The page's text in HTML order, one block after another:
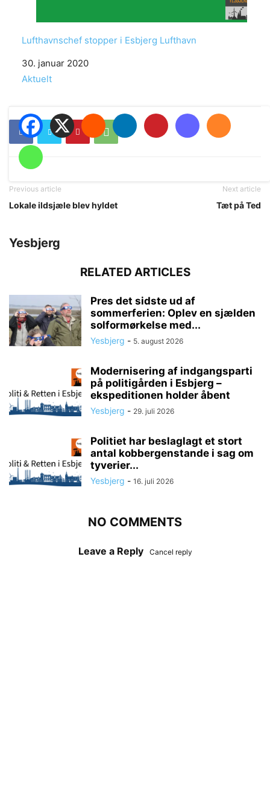
Lufthavnschef stopper i Esbjerg Lufthavn
Date
30. januar 2020
In relation to
Aktuelt
Previous article
Lokale ildsjæle blev hyldet
Next article
Tæt på Ted
Yesbjerg
RELATED ARTICLES
Pres det sidste ud af
sommerferien: Oplev en sjælden
solformørkelse med...
Yesbjerg - 5. august 2026
Modernisering af indgangsparti
på politigården i Esbjerg –
ekspeditionen holder åbent
Yesbjerg - 29. juli 2026
Politiet har beslaglagt et stort
antal kobbergenstande i sag om
tyverier...
Yesbjerg - 16. juli 2026
NO COMMENTS
Leave a Reply Cancel reply